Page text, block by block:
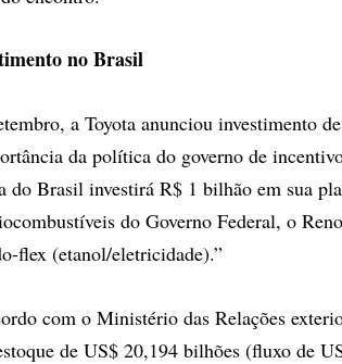
no Brasil
a Toyota anunciou investimento
da política do governo de
do Brasil investirá R$ 1 bilhão em sua
do Governo Federal, o
flex (etanol/eletricidade).”
com o Ministério das Relações
de US$ 20,194 bilhões (fluxo de